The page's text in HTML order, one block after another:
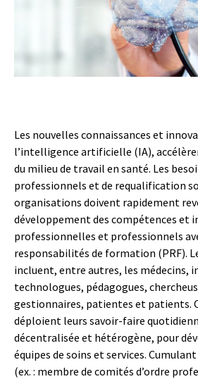
Les nouvelles connaissances et
l’intelligence artificielle (IA),
du milieu de travail en santé. Les
professionnels et de requalification
organisations doivent rapidement
développement des compétences et
professionnelles et professionnels
responsabilités de formation (PRF).
incluent, entre autres, les médecins,
technologues, pédagogues,
gestionnaires, patientes et patients.
déploient leurs savoir-faire
décentralisée et hétérogène, pour
équipes de soins et services.
(ex. : membre de comités d’ordre